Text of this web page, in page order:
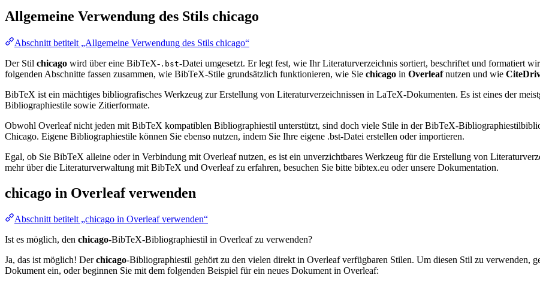
Allgemeine Verwendung des Stils chicago
Abschnitt betitelt „Allgemeine Verwendung des Stils chicago“
Der Stil chicago wird über eine BibTeX- .bst-Datei umgesetzt. Er legt fest, wie Ihr Literaturverzeichnis sortiert, beschriftet und formatiert
folgenden Abschnitte fassen zusammen, wie BibTeX-Stile grundsätzlich funktionieren, wie Sie chicago in Overleafnutzen und wie
BibTeX ist ein mächtiges bibliografisches Werkzeug zur Erstellung von Literaturverzeichnissen in LaTeX-Dokumenten. Es ist eines der
Bibliographiestile sowie Zitierformate.
Obwohl Overleaf nicht jeden mit BibTeX kompatiblen Bibliographiestil unterstützt, sind doch viele Stile in der BibTeX-
Chicago. Eigene Bibliographiestile können Sie ebenso nutzen, indem Sie Ihre eigene .bst-Datei erstellen oder importieren.
Egal, ob Sie BibTeX alleine oder in Verbindung mit Overleaf nutzen, es ist ein unverzichtbares Werkzeug für die Erstellung von
mehr über die Literaturverwaltung mit BibTeX und Overleaf zu erfahren, besuchen Sie bitte bibtex.eu oder unsere Dokumentation.
chicago in Overleaf verwenden
Abschnitt betitelt „chicago in Overleaf verwenden“
Ist es möglich, den chicago-BibTeX-Bibliographiestil in Overleaf zu verwenden?
Ja, das ist möglich! Derchicago-Bibliographiestil gehört zu den vielen direkt in Overleaf verfügbaren Stilen. Um diesen Stil zu verwenden,
Dokument ein, oder beginnen Sie mit dem folgenden Beispiel für ein neues Dokument in Overleaf: